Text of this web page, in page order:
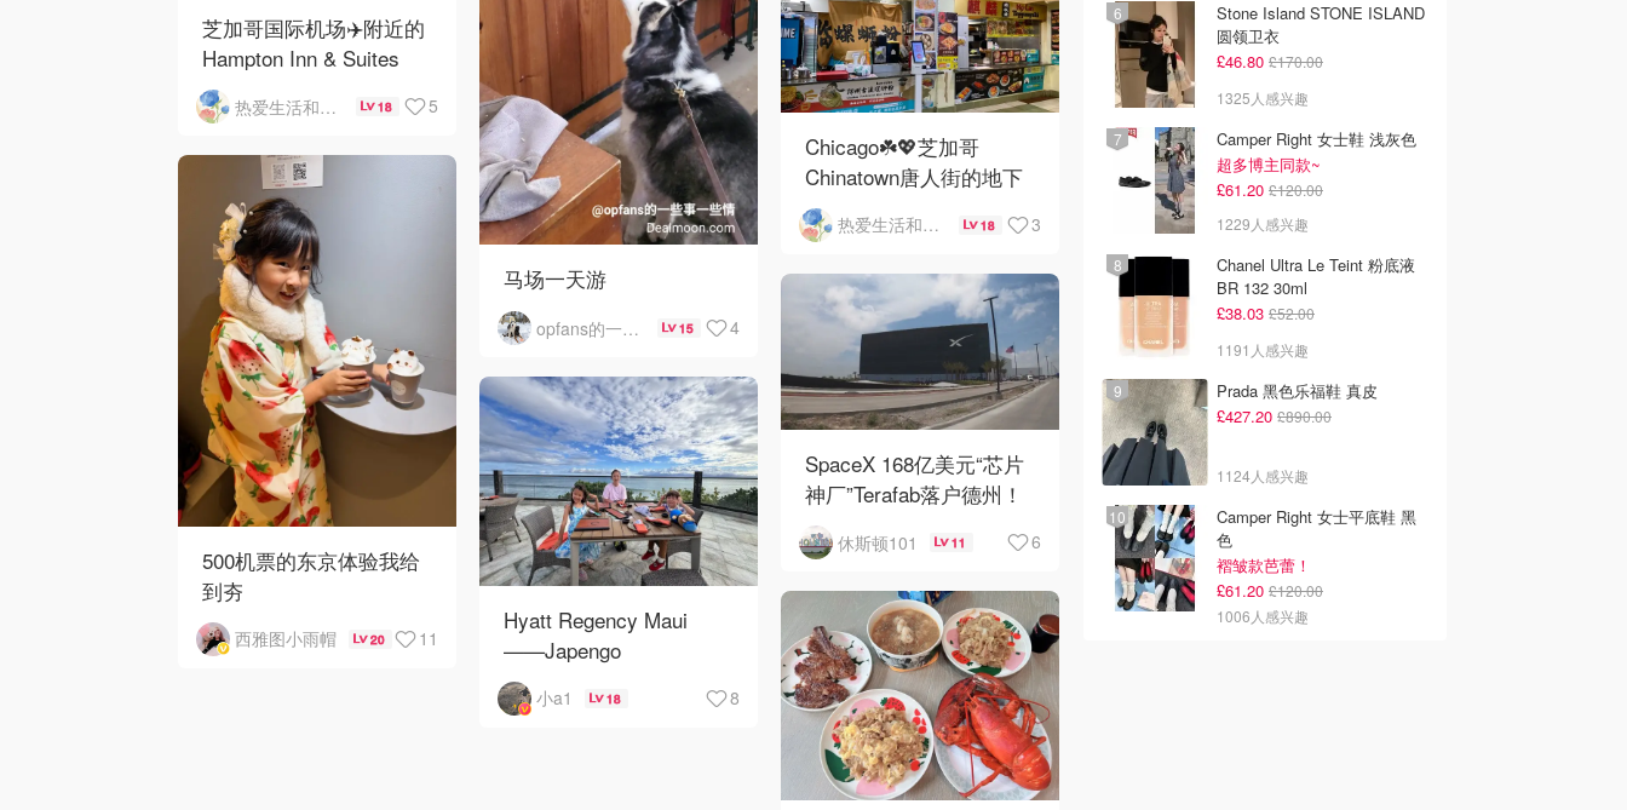
马场一天游
opfans的一些事一些情 15 4
芝加哥国际机场✈️附近的
Hampton Inn & Suites
Rosemont Chicago
O'Hare自助早餐
热爱生活和自由的轻舞飞扬 18 5
Chicago☘️💖芝加哥
Chinatown唐人街的地下
mini小美食城
热爱生活和自由的轻舞飞扬 18 3
500机票的东京体验我给
到夯
西雅图小雨帽 20 11
SpaceX 168亿美元“芯片
神厂”Terafab落户德州！
休斯顿101 11 6
Hyatt Regency Maui
——Japengo
小a1 18 8
Stone Island STONE ISLAND
圆领卫衣
£46.80 £170.00
1325人感兴趣
Camper Right 女士鞋 浅灰色
超多博主同款~
£61.20 £120.00
1229人感兴趣
Chanel Ultra Le Teint 粉底液
BR 132 30ml
£38.03 £52.00
1191人感兴趣
Prada 黑色乐福鞋 真皮
£427.20 £890.00
1124人感兴趣
Camper Right 女士平底鞋 黑
色
褶皱款芭蕾！
£61.20 £120.00
1006人感兴趣